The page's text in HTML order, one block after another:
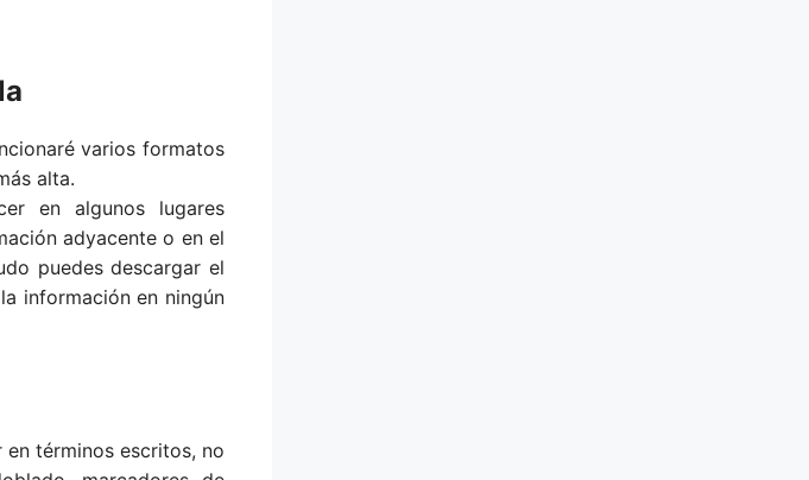
varios formatos
alta.
en algunos lugares
adyacente o en el
puedes descargar el
información en ningún
en términos escritos, no